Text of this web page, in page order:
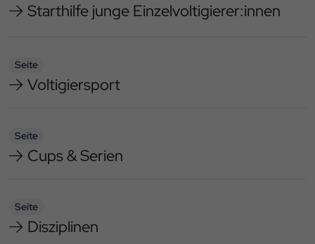
Starthilfe junge Einzelvoltigierer:innen
Seite
Voltigiersport
Seite
Cups & Serien
Seite
Disziplinen